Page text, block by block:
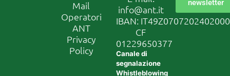
Mail
Operatori
ANT
Privacy
Policy
info@ant.it
IBAN:
CF
01229650377
Canale di
segnalazione
Whistleblowing
newsletter